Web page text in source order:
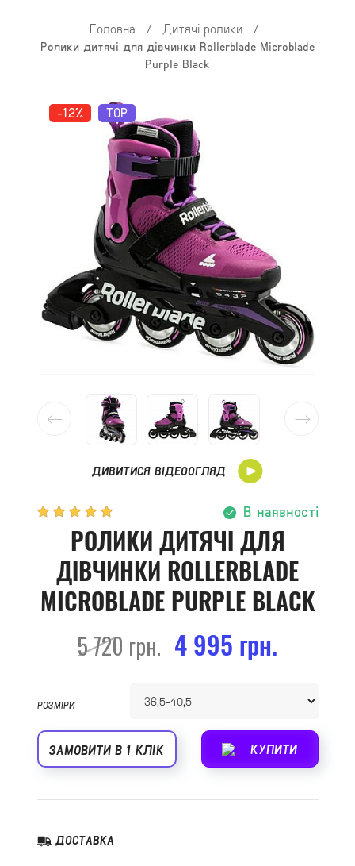
Головна / Дитячі ролики /
Ролики дитячі для дівчинки Rollerblade Microblade
Purple Black
-12% TOP
ДИВИТИСЯ ВІДЕООГЛЯД
В наявності
РОЛИКИ ДИТЯЧІ ДЛЯ
ДІВЧИНКИ ROLLERBLADE
MICROBLADE PURPLE BLACK
5 720 грн. 4 995 грн.
РОЗМІРИ
КУПИТИ
ЗАМОВИТИ В 1 КЛІК
ДОСТАВКА